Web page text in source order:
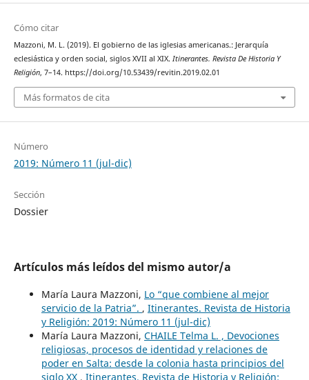
Cómo citar
Mazzoni, M. L. (2019). El gobierno de las iglesias americanas.: Jerarquía
eclesiástica y orden social, siglos XVII al XIX. Itinerantes. Revista De Historia Y
Religión, 7–14. https://doi.org/10.53439/revitin.2019.02.01
Más formatos de cita
Número
2019: Número 11 (jul-dic)
Sección
Dossier
Artículos más leídos del mismo autor/a
María Laura Mazzoni, Lo “que combiene al mejor
servicio de la Patria”. , Itinerantes. Revista de Historia
y Religión: 2019: Número 11 (jul-dic)
María Laura Mazzoni, CHAILE Telma L. , Devociones
religiosas, procesos de identidad y relaciones de
poder en Salta: desde la colonia hasta principios del
siglo XX , Itinerantes. Revista de Historia y Religión: